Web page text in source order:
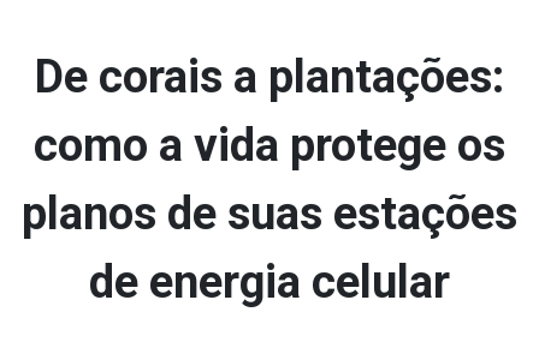
De corais a plantações:
como a vida protege os
planos de suas estações
de energia celular